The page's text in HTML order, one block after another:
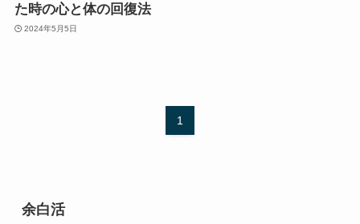
た時の心と体の回復法
2024年5月5日
1
余白活